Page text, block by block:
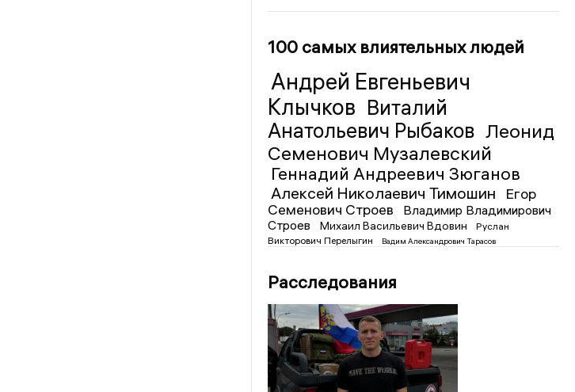
100 самых влиятельных людей
Андрей Евгеньевич
Клычков Виталий
Анатольевич Рыбаков Леонид
Семенович Музалевский
Геннадий Андреевич Зюганов
Алексей Николаевич Тимошин
Егор
Семенович Строев
Владимир Владимирович
Строев
Михаил Васильевич Вдовин
Руслан
Викторович Перелыгин
Вадим Александрович Тарасов
Расследования